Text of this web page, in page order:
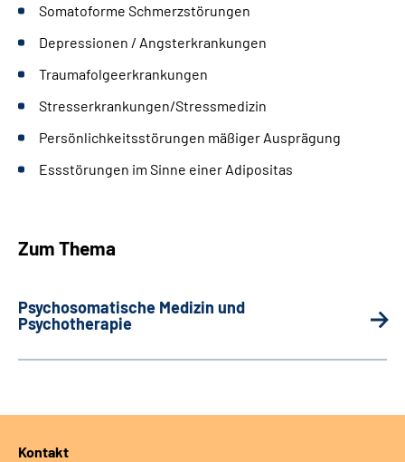
Somatoforme Schmerzstörungen
Depressionen / Angsterkrankungen
Traumafolgeerkrankungen
Stresserkrankungen/Stressmedizin
Persönlichkeitsstörungen mäßiger Ausprägung
Essstörungen im Sinne einer Adipositas
Zum Thema
Psychosomatische Medizin und
Psychotherapie
Kontakt